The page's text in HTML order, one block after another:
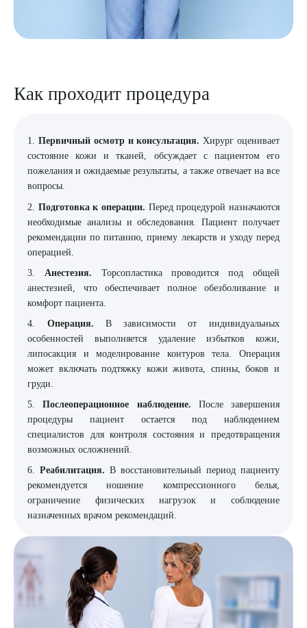
Как проходит процедура
1.Первичный осмотр и консультация. Хирург оценивает
состояние кожи и тканей, обсуждает с пациентом его
пожелания и ожидаемые результаты, а также отвечает на все
вопросы.
2. Подготовка к операции. Перед процедурой назначаются
необходимые анализы и обследования. Пациент получает
рекомендации по питанию, приему лекарств и уходу перед
операцией.
3.
Анестезия. Торсопластика проводится под общей
анестезией, что обеспечивает полное обезболивание и
комфорт пациента.
4.
Операция. В зависимости от индивидуальных
особенностей выполняется удаление избытков кожи,
липосакция и моделирование контуров тела. Операция
может включать подтяжку кожи живота, спины, боков и
груди.
5.Послеоперационное наблюдение. После завершения
процедуры пациент остается под наблюдением
специалистов для контроля состояния и предотвращения
возможных осложнений.
6.Реабилитация. В восстановительный период пациенту
рекомендуется ношение компрессионного белья,
ограничение физических нагрузок и соблюдение
назначенных врачом рекомендаций.